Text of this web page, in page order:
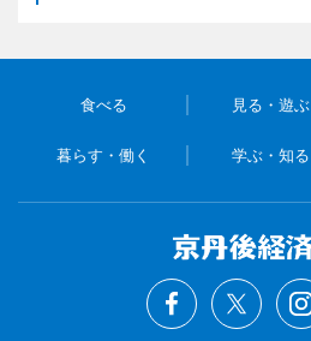
食べる 見る・遊ぶ
暮らす・働く 学ぶ・知る